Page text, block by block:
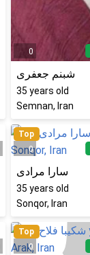
0
شبنم جعفری
35 years old
Semnan, Iran
Top
0
سارا مرادی
35 years old
Sonqor, Iran
Top
0